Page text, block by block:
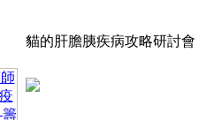
貓的肝膽胰疾病攻略研討會